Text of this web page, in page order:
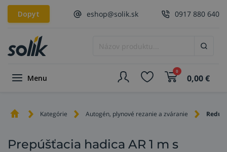
Dopyt eshop@solik.sk 0917 880 640
Menu
0
0,00€
Kategórie Autogén, plynové rezanie a zváranie
Prepúšťacia hadica AR 1 m s